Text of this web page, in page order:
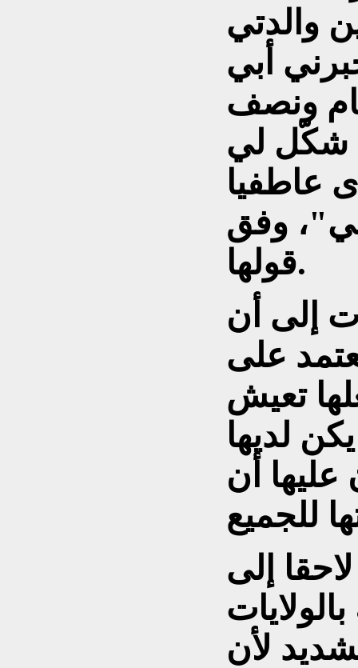
والدتي
أبي
ونصف
شكّل لي
عاطفيا
وفق
قولها.
إلى أن
على
تعيش
لديها
أن
إلى
لأن